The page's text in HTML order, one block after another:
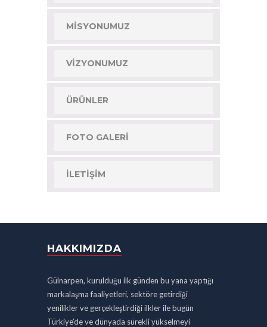
MISYONUMUZ
VIZYONUMUZ
ÜRÜNLER
FOTO GALERI
İLETIŞIM
HAKKIMIZDA
Gülnarpen, kurulduğu ilk günden bu yana yaptığı
markalaşma faaliyetleri, sektöre getirdiği
yenilikler ve gerçekleştirdiği ilkler ile bugün
Türkiye’de ve dünyada sürekli yükselmeyi